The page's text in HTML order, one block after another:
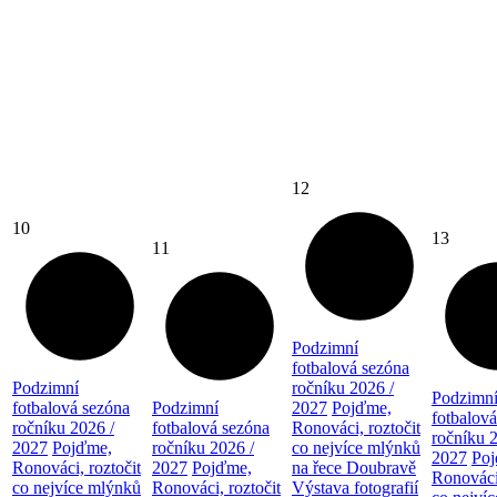
10
Podzimní
fotbalová sezóna
ročníku 2026 /
2027 Pojďme,
Ronováci, roztočit
co nejvíce mlýnků
11
Podzimní
fotbalová sezóna
ročníku 2026 /
2027 Pojďme,
Ronováci, roztočit
12
Podzimní
fotbalová sezóna
ročníku 2026 /
2027 Pojďme,
Ronováci, roztočit
co nejvíce mlýnků
na řece Doubravě
Výstava fotografií
13
Podzimní
ročníku
2027